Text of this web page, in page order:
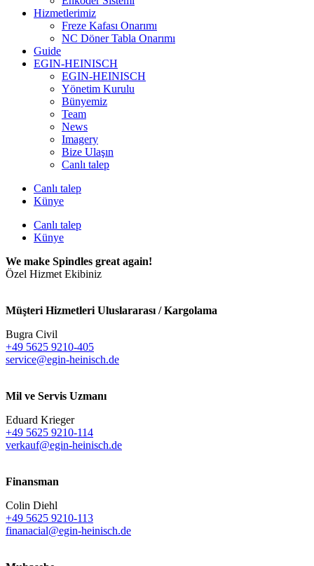
Hizmetlerimiz
Freze Kafası Onarımı
NC Döner Tabla Onarımı
Guide
EGIN-HEINISCH
EGIN-HEINISCH
Yönetim Kurulu
Bünyemiz
Team
News
Imagery
Bize Ulaşın
Canlı talep
Canlı talep
Künye
Canlı talep
Künye
We make Spindles great again!
Özel Hizmet Ekibiniz
Müşteri Hizmetleri Uluslararası / Kargolama
Bugra Civil
+49 5625 9210-405
service@egin-heinisch.de
Mil ve Servis Uzmanı
Eduard Krieger
+49 5625 9210-114
verkauf@egin-heinisch.de
Finansman
Colin Diehl
+49 5625 9210-113
finanacial@egin-heinisch.de